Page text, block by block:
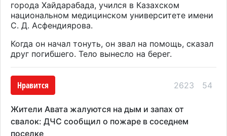
города Хайдарабада, учился в Казахском
национальном медицинском университете имени
С. Д. Асфендиярова.
Когда он начал тонуть, он звал на помощь, сказал
друг погибшего. Тело вынесло на берег.
Нравится 2623 54
Жители Авата жалуются на дым и запах от
свалок: ДЧС сообщил о пожаре в соседнем
поселке